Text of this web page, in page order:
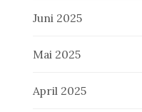
Juni 2025
Mai 2025
April 2025